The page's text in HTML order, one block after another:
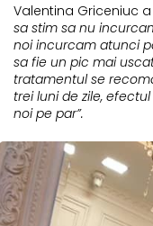
Valentina Griceniuc
sa stim sa nu
noi incurcam atunci
sa fie un pic mai
tratamentul se
trei luni de zile,
noi pe par”.